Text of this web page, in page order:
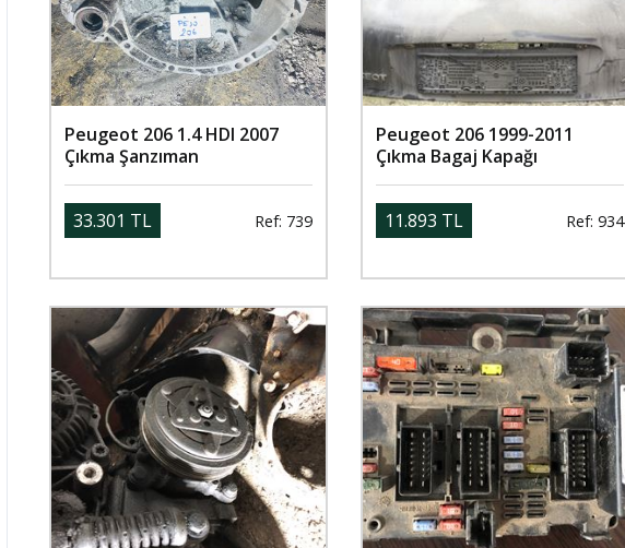
Peugeot 206 1.4 HDI 2007
Çıkma Şanzıman
33.301 TL Ref: 739
Peugeot 206 1999-2011
Çıkma Bagaj Kapağı
11.893 TL Ref: 934